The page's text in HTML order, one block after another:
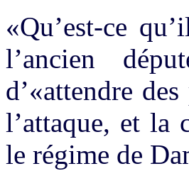
«Qu’est-ce
l’ancien
d’«attendre
l’attaque, et la
le régime de